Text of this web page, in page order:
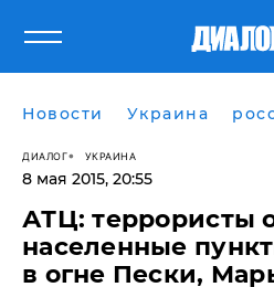
Новости Украина
ДИАЛОГ УКРАИНА
8 мая 2015, 20:55
АТЦ: террористы
населенные
в огне Пески,